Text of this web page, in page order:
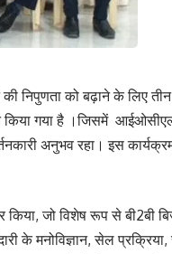
को बढ़ाने के लिए
किया गया है ।जिसमें
अनुभव रहा। इस
जो विशेष रूप से बी2बी
के मनोविज्ञान, सेल